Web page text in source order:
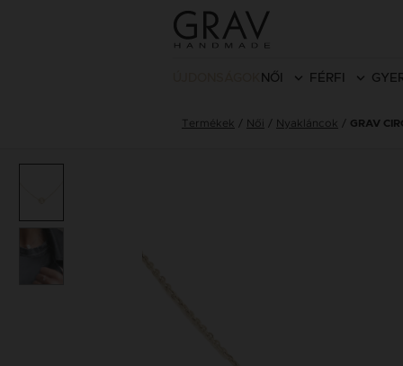
NŐI FÉRFI
Termékek Női Nyakláncok GRAV